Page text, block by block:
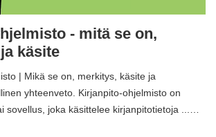
- mitä se on,
käsite
| Mikä se on, merkitys, käsite ja
yhteenveto. Kirjanpito-ohjelmisto on
sovellus, joka käsittelee kirjanpitotietoja ...…